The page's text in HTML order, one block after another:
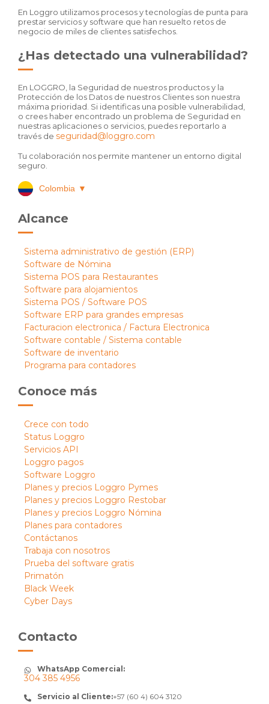
En Loggro utilizamos procesos y tecnologías de punta para
prestar servicios y software que han resuelto retos de
negocio de miles de clientes satisfechos.
¿Has detectado una vulnerabilidad?
En LOGGRO, la Seguridad de nuestros productos y la
Protección de los Datos de nuestros Clientes son nuestra
máxima prioridad. Si identificas una posible vulnerabilidad,
o crees haber encontrado un problema de Seguridad en
nuestras aplicaciones o servicios, puedes reportarlo a
través de seguridad@loggro.com
Tu colaboración nos permite mantener un entorno digital
seguro.
Colombia ▼
Alcance
Sistema administrativo de gestión (ERP)
Software de Nómina
Sistema POS para Restaurantes
Software para alojamientos
Sistema POS / Software POS
Software ERP para grandes empresas
Facturacion electronica / Factura Electronica
Software contable / Sistema contable
Software de inventario
Programa para contadores
Conoce más
Crece con todo
Status Loggro
Servicios API
Loggro pagos
Software Loggro
Planes y precios Loggro Pymes
Planes y precios Loggro Restobar
Planes y precios Loggro Nómina
Planes para contadores
Contáctanos
Trabaja con nosotros
Prueba del software gratis
Primatón
Black Week
Cyber Days
Contacto
WhatsApp Comercial:
304 385 4956
Servicio al Cliente:+57 (60 4) 604 3120